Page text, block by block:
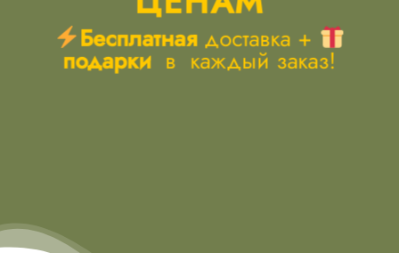
Бесплатнаядоставка +
подаркив каждый заказ!